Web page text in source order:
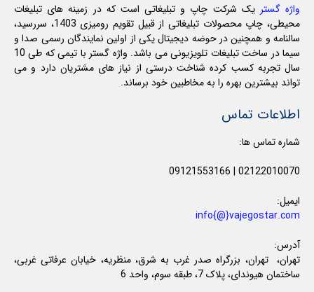
واژه گستر یک شرکت چاپ و تبلیغاتی است که در زمینه های تبلیغات
محیطی، چاپ محصولات تبلیغاتی از قبیل تقویم رومیزی 1403، سررسید،
سالنامه و همچنین در حوضه دیجیتال یکی از اولین نمایندگان رسمی صدا و
سیما در ساخت تبلیغات تلویزیونی می باشد. واژه گستر با تیمی که طی 10
سال تجربه کسب کرده شناخت درستی از نیاز های مشتریان دارد و می
تواند بیشترین بهره را به مخاطبین خود برساند.
اطلاعات تماس
شماره تماس ها:
02122010070
|
09121553166
ایمیل:
info{@}vajegostar.com
آدرس:
تهران، تهران، بزرگراه صدر غرب به شرق، منظریه، خیابان عرفاتی غربی،
ساختمان هیوندای، پلاک 7، طبقه سوم، واحد 6